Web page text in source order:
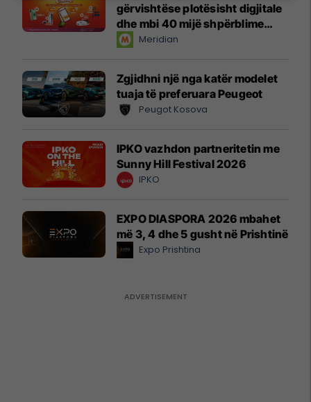
gërvishtëse plotësisht digjitale
dhe mbi 40 mijë shpërblime
instant!Meridian
Zgjidhni një nga katër modelet
tuaja të preferuara Peugeot
Peugot Kosova
IPKO vazhdon partneritetin me
Sunny Hill Festival 2026
IPKO
EXPO DIASPORA 2026 mbahet
më 3, 4 dhe 5 gusht në Prishtinë
Expo Prishtina